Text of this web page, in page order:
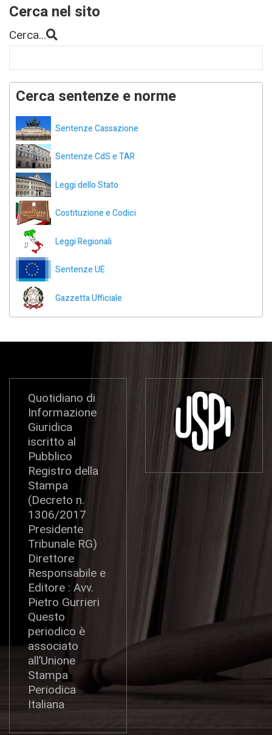
Cerca nel sito
Cerca...
Cerca sentenze e norme
Sentenze Cassazione
Sentenze CdS e TAR
Leggi dello Stato
Costituzione e Codici
Leggi Regionali
Sentenze UE
Gazzetta Ufficiale
Quotidiano di
Informazione
Giuridica
iscritto al
Pubblico
Registro della
Stampa
(Decreto n.
1306/2017
Presidente
Tribunale RG)
Direttore
Responsabile e
Editore : Avv.
Pietro Gurrieri
Questo
periodico è
associato
all’Unione
Stampa
Periodica
Italiana